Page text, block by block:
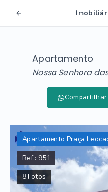
Apartamento
Nossa Senhora
Compartilhar
Apartamento Praça
Ref.: 951
8 Fotos